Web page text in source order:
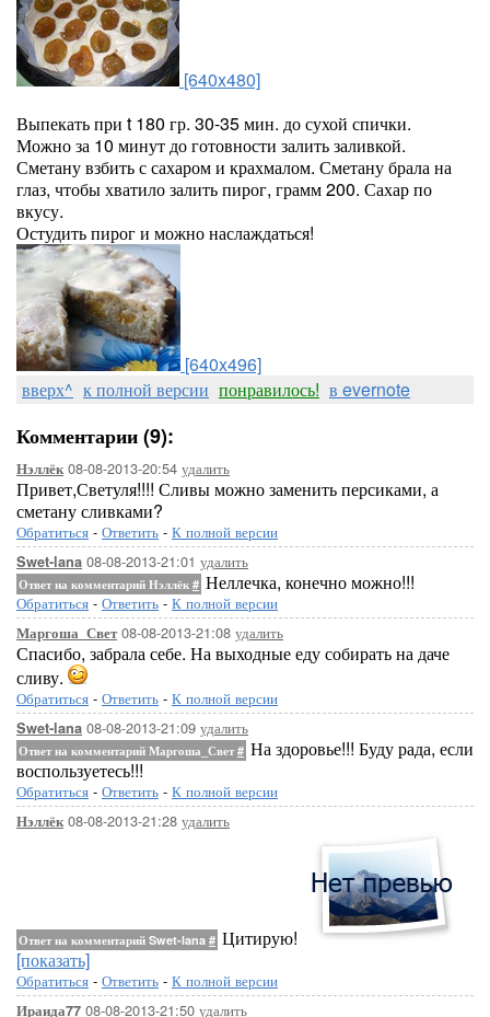
[640x480]
Выпекать при t 180 гр. 30-35 мин. до сухой спички.
Можно за 10 минут до готовности залить заливкой.
Сметану взбить с сахаром и крахмалом. Сметану брала на
глаз, чтобы хватило залить пирог, грамм 200. Сахар по
вкусу.
Остудить пирог и можно наслаждаться!
[640x496]
вверх^ к полной версии понравилось! в evernote
Комментарии (9):
Нэллёк08-08-2013-20:54 удалить
Привет,Светуля!!!! Сливы можно заменить персиками, а
сметану сливками?
Обратиться - Ответить - К полной версии
Swet-lana 08-08-2013-21:01 удалить
Ответ на комментарий Нэллёк # Неллечка, конечно можно!!!
Обратиться - Ответить - К полной версии
Маргоша_Свет08-08-2013-21:08 удалить
Спасибо, забрала себе. На выходные еду собирать на даче
сливу.
Обратиться - Ответить - К полной версии
Swet-lana 08-08-2013-21:09 удалить
Ответ на комментарий Маргоша_Свет# На здоровье!!! Буду рада, если
воспользуетесь!!!
Обратиться - Ответить - К полной версии
Нэллёк08-08-2013-21:28 удалить
Ответ на комментарий Swet-lana # Цитирую!
[показать]
Обратиться - Ответить - К полной версии
Ираида77 08-08-2013-21:50 удалить